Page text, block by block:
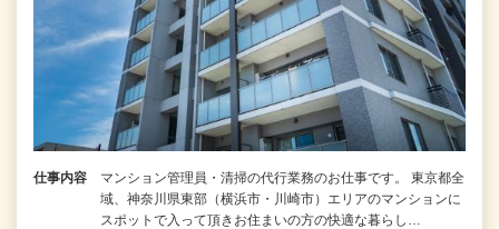
仕事内容
マンション管理員・清掃の代行業務のお仕事です。 東京都全
域、神奈川県東部（横浜市・川崎市）エリアのマンションに
スポットで入って頂きお住まいの方の快適な暮らし…